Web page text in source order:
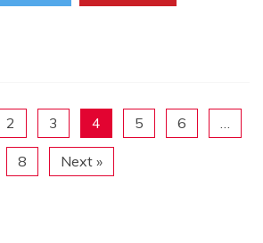
2 3 4 5 6
8 Next »